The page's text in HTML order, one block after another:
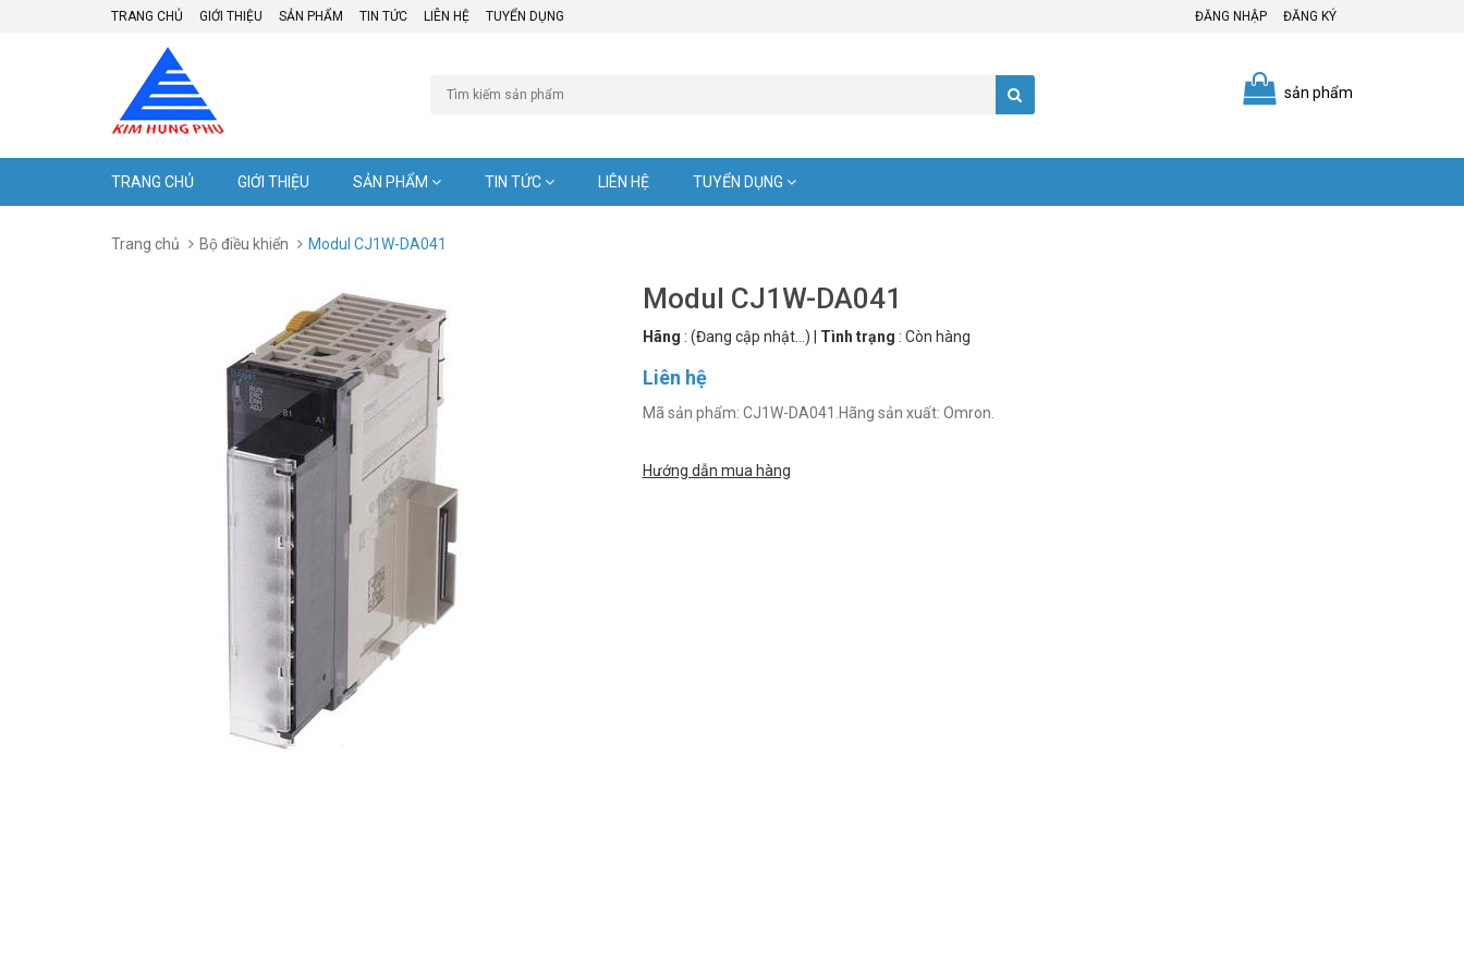
TRANG CHỦ GIỚI THIỆU SẢN PHẨM TIN TỨC LIÊN HỆ TUYỂN DỤNG ĐĂNG NHẬP ĐĂNG KÝ
sản phẩm
TRANG CHỦ GIỚI THIỆU SẢN PHẨM TIN TỨC LIÊN HỆ TUYỂN DỤNG
Trang chủ Bộ điều khiển Modul CJ1W-DA041
Modul CJ1W-DA041
Hãng : (Đang cập nhật...) Tình trạng : Còn hàng
Liên hệ
Mã sản phẩm: CJ1W-DA041.Hãng sản xuất: Omron.
Hướng dẫn mua hàng